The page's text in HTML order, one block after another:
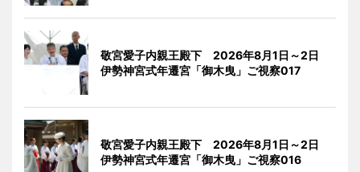
敬宮愛子内親王殿下 2026年8月1日～2日
伊勢神宮式年遷宮「御木曳」ご視察017
敬宮愛子内親王殿下 2026年8月1日～2日
伊勢神宮式年遷宮「御木曳」ご視察016